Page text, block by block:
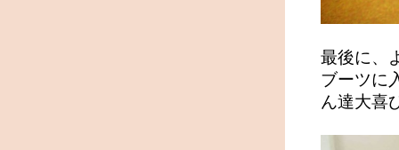
最後に、
ブーツに
ん達大喜